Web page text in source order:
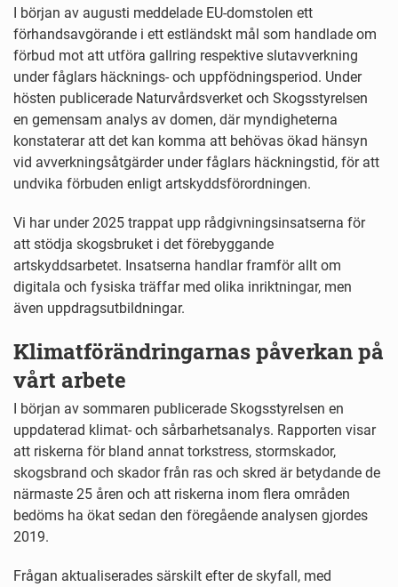
I början av augusti meddelade EU-domstolen ett
förhandsavgörande i ett estländskt mål som handlade om
förbud mot att utföra gallring respektive slutavverkning
under fåglars häcknings- och uppfödningsperiod. Under
hösten publicerade Naturvårdsverket och Skogsstyrelsen
en gemensam analys av domen, där myndigheterna
konstaterar att det kan komma att behövas ökad hänsyn
vid avverkningsåtgärder under fåglars häckningstid, för att
undvika förbuden enligt artskyddsförordningen.
Vi har under 2025 trappat upp rådgivningsinsatserna för
att stödja skogsbruket i det förebyggande
artskyddsarbetet. Insatserna handlar framför allt om
digitala och fysiska träffar med olika inriktningar, men
även uppdragsutbildningar.
Klimatförändringarnas påverkan på
vårt arbete
I början av sommaren publicerade Skogsstyrelsen en
uppdaterad klimat- och sårbarhetsanalys. Rapporten visar
att riskerna för bland annat torkstress, stormskador,
skogsbrand och skador från ras och skred är betydande de
närmaste 25 åren och att riskerna inom flera områden
bedöms ha ökat sedan den föregående analysen gjordes
2019.
Frågan aktualiserades särskilt efter de skyfall, med